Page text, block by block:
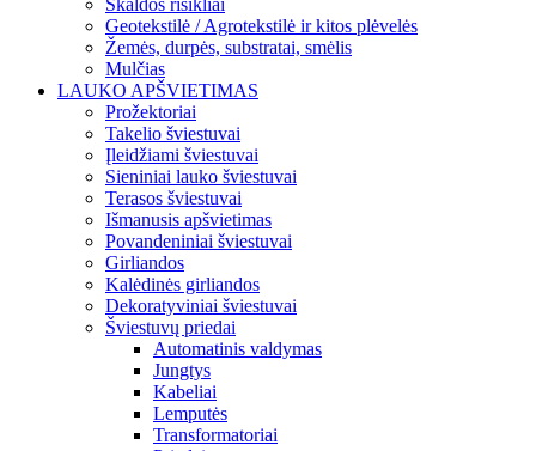
Skaldos rišikliai
Geotekstilė / Agrotekstilė ir kitos plėvelės
Žemės, durpės, substratai, smėlis
Mulčias
LAUKO APŠVIETIMAS
Prožektoriai
Takelio šviestuvai
Įleidžiami šviestuvai
Sieniniai lauko šviestuvai
Terasos šviestuvai
Išmanusis apšvietimas
Povandeniniai šviestuvai
Girliandos
Kalėdinės girliandos
Dekoratyviniai šviestuvai
Šviestuvų priedai
Automatinis valdymas
Jungtys
Kabeliai
Lemputės
Transformatoriai